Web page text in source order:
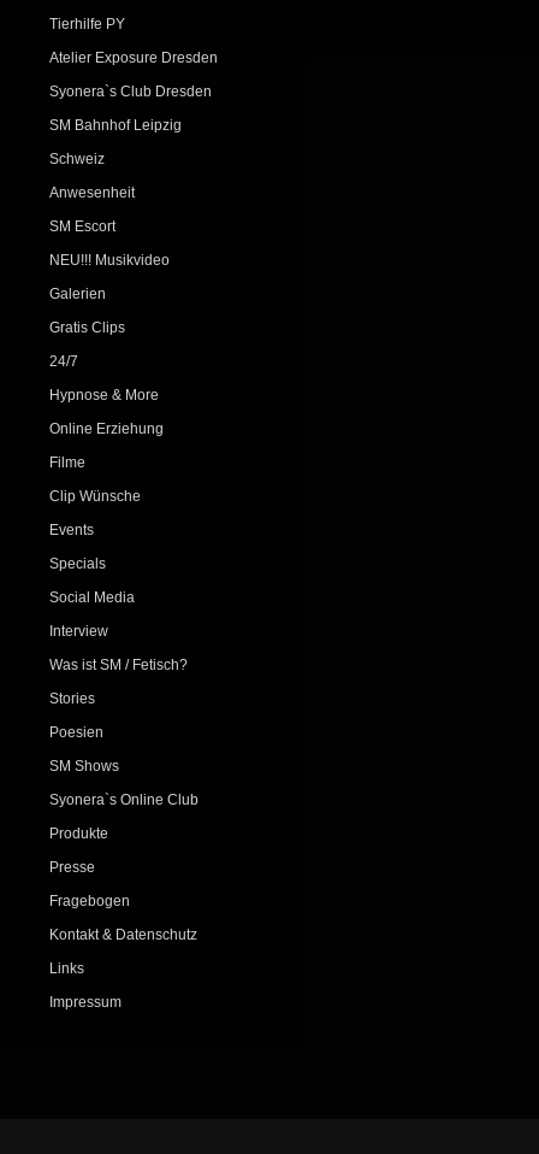
Tierhilfe PY
Atelier Exposure Dresden
Syonera`s Club Dresden
SM Bahnhof Leipzig
Schweiz
Anwesenheit
SM Escort
NEU!!! Musikvideo
Galerien
Gratis Clips
24/7
Hypnose & More
Online Erziehung
Filme
Clip Wünsche
Events
Specials
Social Media
Interview
Was ist SM / Fetisch?
Stories
Poesien
SM Shows
Syonera`s Online Club
Produkte
Presse
Fragebogen
Kontakt & Datenschutz
Links
Impressum